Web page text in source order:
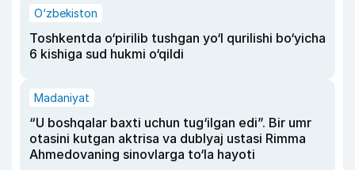
O‘zbekiston
Toshkentda o‘pirilib tushgan yo‘l qurilishi bo‘yicha
6 kishiga sud hukmi o‘qildi
Madaniyat
“U boshqalar baxti uchun tug‘ilgan edi”. Bir umr
otasini kutgan aktrisa va dublyaj ustasi Rimma
Ahmedovaning sinovlarga to‘la hayoti